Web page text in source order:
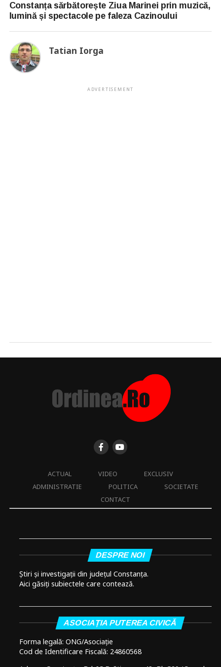
Constanța sărbătorește Ziua Marinei prin muzică,
lumină și spectacole pe faleza Cazinoului
Tatian Iorga
ADVERTISEMENT
ACTUAL VIDEO
EXCLUSIV
ADMINISTRATIE
POLITICA
SOCIETATE
CONTACT
DESPRE NOI
Știri și investigații din județul Constanța.
Aici găsiți subiectele care contează.
ASOCIAȚIA PUTEREA CIVICĂ
Forma legală: ONG/Asociație
Cod de Identificare Fiscală: 24860568